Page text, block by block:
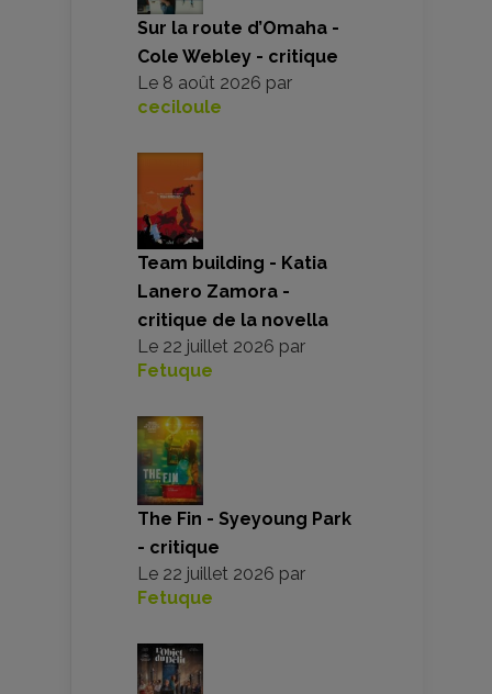
Sur la route d’Omaha -
Cole Webley - critique
Le 8 août 2026 par
ceciloule
Team building - Katia
Lanero Zamora -
critique de la novella
Le 22 juillet 2026 par
Fetuque
The Fin - Syeyoung Park
- critique
Le 22 juillet 2026 par
Fetuque